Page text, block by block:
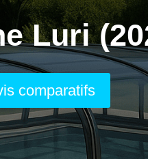
Luri
comparatifs